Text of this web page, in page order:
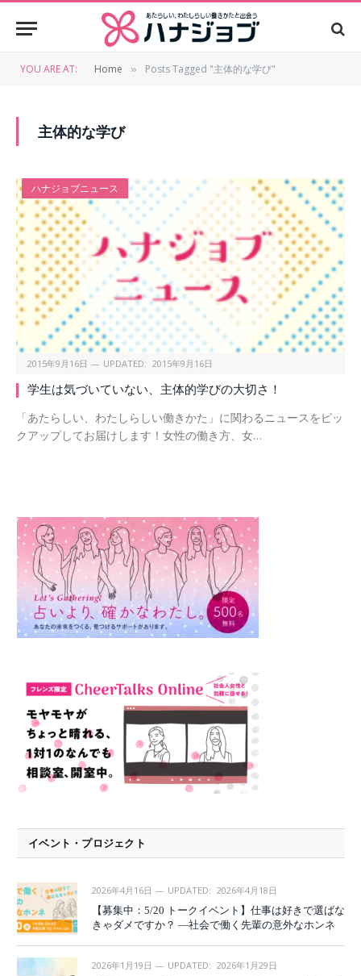
YOU ARE AT: Home » Posts Tagged "主体的な学び"
主体的な学び
ハナジョブニュース
2015年9月16日 UPDATED: 2015年9月16日
学生は気づいていない、主体的学びの大切さ！
「あたらしい、わたしらしい働きかた」に関わるニュースをピッ
クアップしてお届けします！女性の働き方、女…
イベント・プロジェクト
2026年4月16日 UPDATED: 2026年4月18日
【募集中：5/20 トークイベント】仕事は好きで選ばな
きゃダメですか？ —社会で働く先輩の意外なホンネ
2026年1月19日 UPDATED: 2026年1月29日